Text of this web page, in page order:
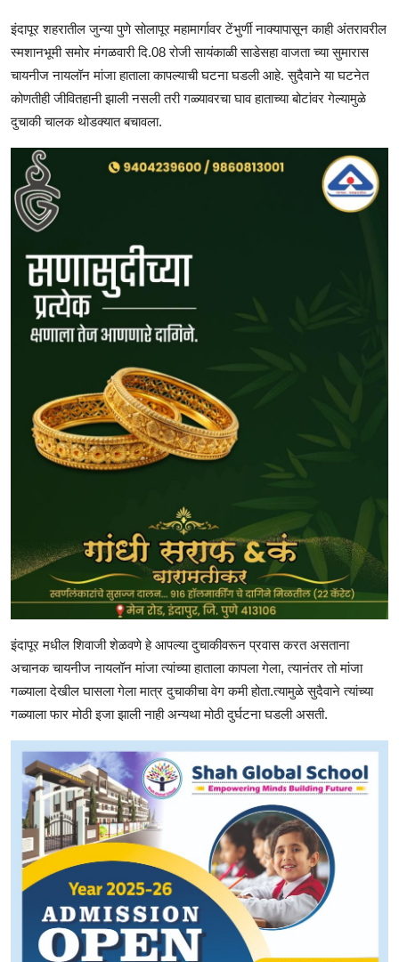
इंदापूर शहरातील जुन्या पुणे सोलापूर महामार्गावर टेंभुर्णी नाक्यापासून काही अंतरावरील
स्मशानभूमी समोर मंगळवारी दि.08 रोजी सायंकाळी साडेसहा वाजता च्या सुमारास
चायनीज नायलॉन मांजा हाताला कापल्याची घटना घडली आहे. सुदैवाने या घटनेत
कोणतीही जीवितहानी झाली नसली तरी गळ्यावरचा घाव हाताच्या बोटांवर गेल्यामुळे
दुचाकी चालक थोडक्यात बचावला.
इंदापूर मधील शिवाजी शेळवणे हे आपल्या दुचाकीवरून प्रवास करत असताना
अचानक चायनीज नायलॉन मांजा त्यांच्या हाताला कापला गेला, त्यानंतर तो मांजा
गळ्याला देखील घासला गेला मात्र दुचाकीचा वेग कमी होता.त्यामुळे सुदैवाने त्यांच्या
गळ्याला फार मोठी इजा झाली नाही अन्यथा मोठी दुर्घटना घडली असती.